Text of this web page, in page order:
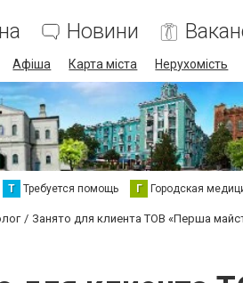
Новини
Афіша Карта міста Нерухомість
Т Требуется помощь Г Городская
Занято для клиента ТОВ «Перша